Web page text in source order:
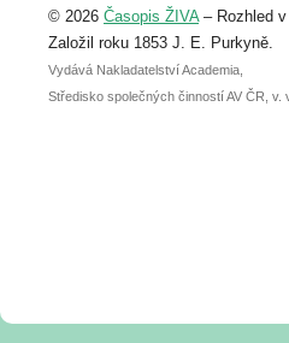
abstraktu přihlášené přednášky
posteru je už 30. června.
© 2026 Časopis ŽIVA– Rozhled v
Založil roku 1853 J. E. Purkyně.
Vydává Nakladatelství Academia,
Středisko společných činností AV ČR, v.